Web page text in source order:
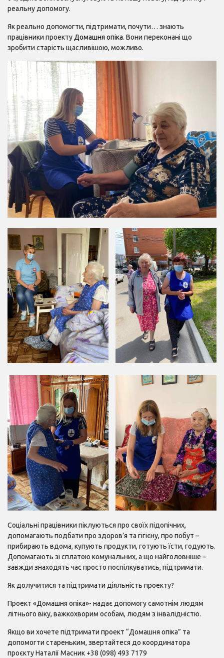
реальну допомогу.
Як реально допомогти, підтримати, почути… знають
працівники проекту Домашня опіка. Вони переконані що
зробити старість щасливішою, можливо.
Соціальні працівники піклуються про своїх підопічних,
допомагають подбати про здоров’я та гігієну, про побут –
прибирають вдома, купують продукти, готують їсти, годують.
Допомагають зі сплатою комунальних, а що найголовніше –
завжди знаходять час просто поспілкуватись, підтримати.
Як долучитися та підтримати діяльність проекту?
Проект «Домашня опіка»- надає допомогу самотнім людям
літнього віку, важкохворим особам, людям з інвалідністю.
Якщо ви хочете підтримати проект “Домашня опіка” та
допомогти стареньким, звертайтеся до координатора
проєкту Наталії Масник +38 (098) 493 7179